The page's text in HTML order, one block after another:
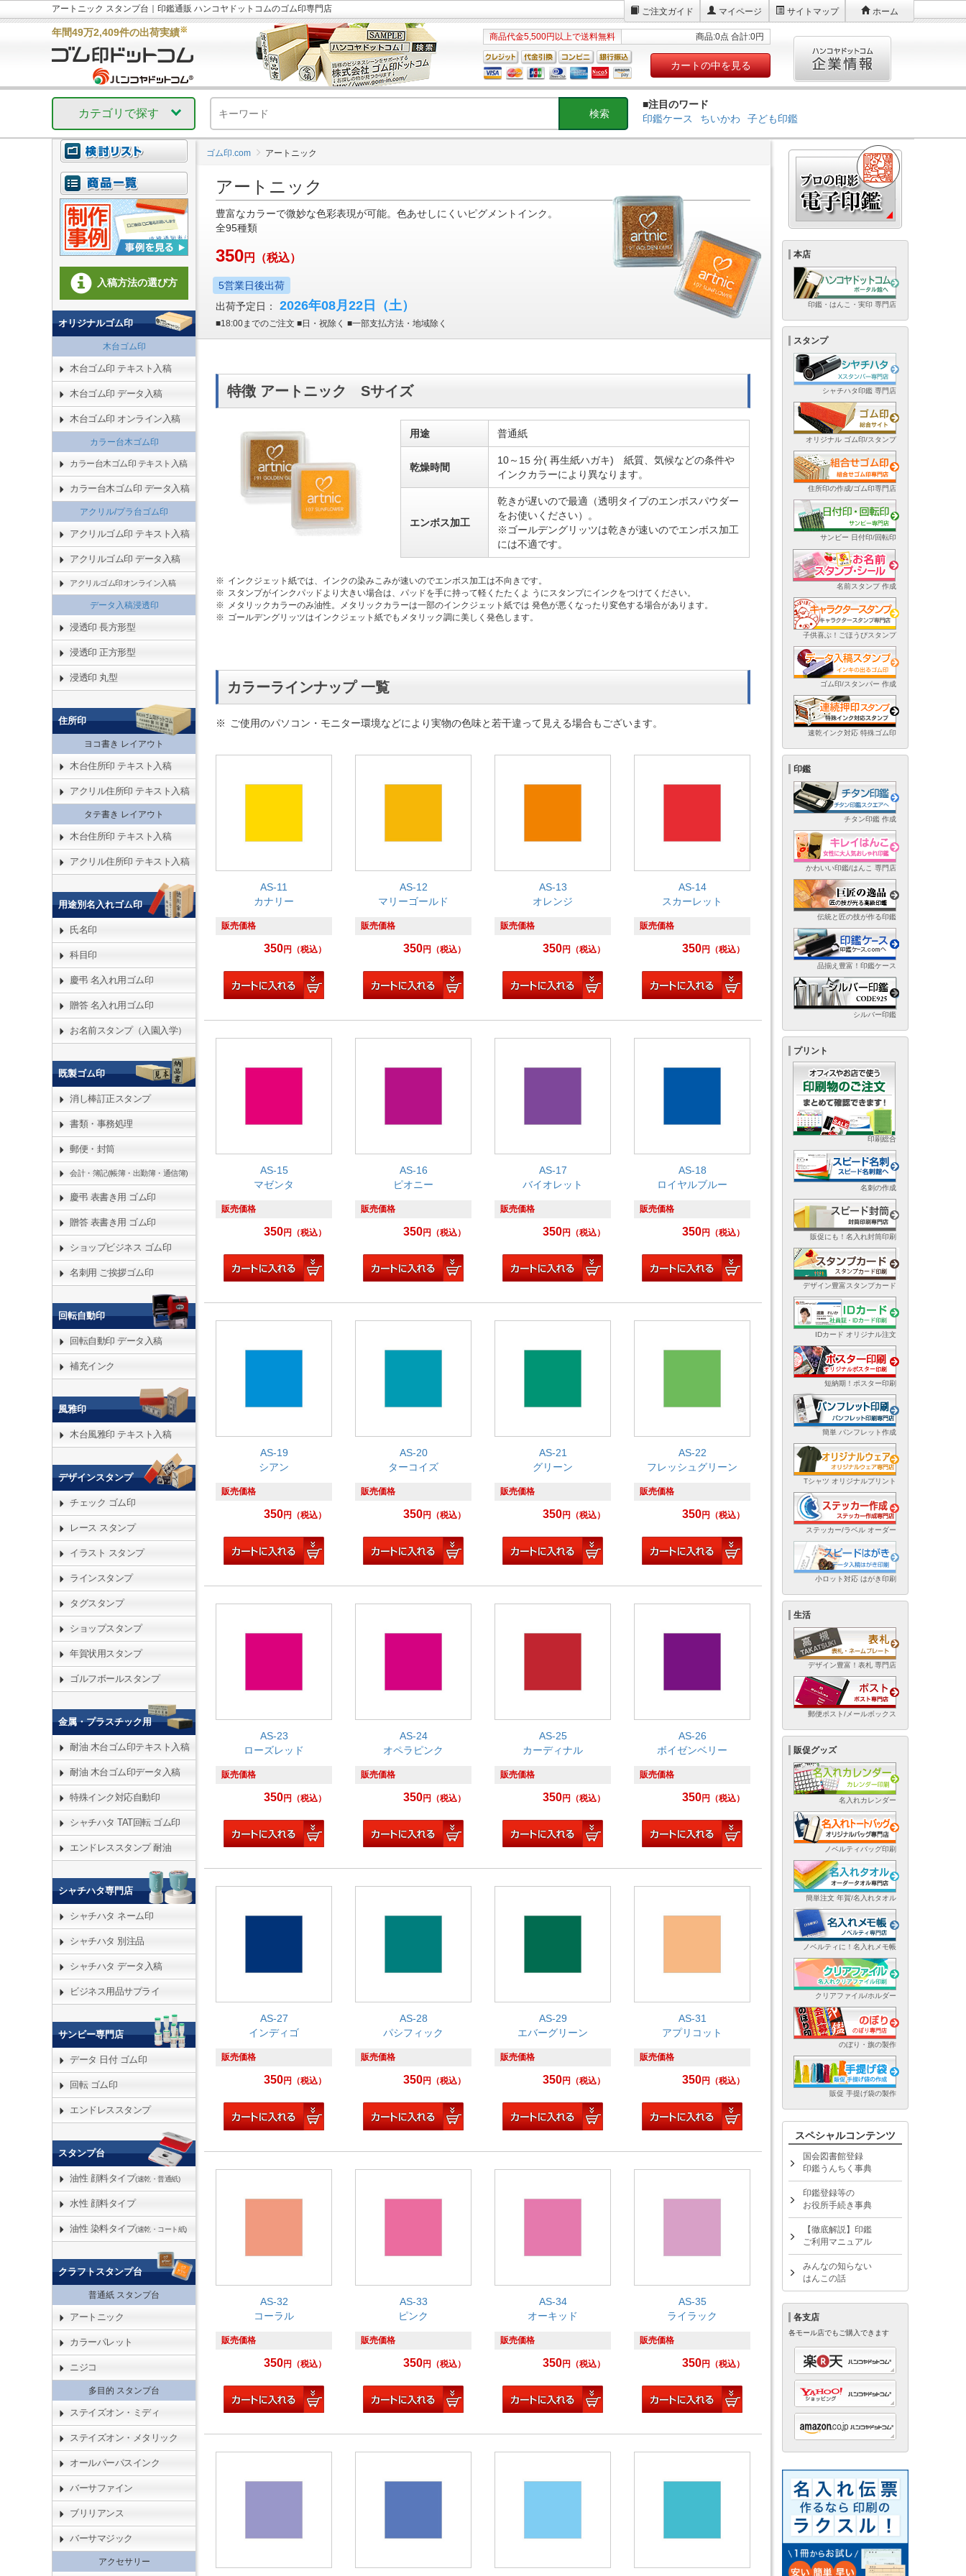
アートニック スタンプ台｜印鑑通販 ハンコヤドットコムのゴム印専門店 ご注文ガイド マイページ サイトマップ ホーム
年間49万2,409件の出荷実績※
商品代金5,500円以上で送料無料 商品:0点 合計:0円
カートの中を見る
カテゴリで探す
■注目のワード
印鑑ケース
ちいかわ 子ども印鑑
ゴム印.com アートニック
アートニック
豊富なカラーで微妙な色彩表現が可能。色あせしにくいピグメントインク。
全95種類
350円 （税込）
5営業日後出荷
出荷予定日：
2026年08月22日 （土）
■18:00までのご注文 ■日・祝除く ■一部支払方法・地域除く
特徴 アートニック Sサイズ
用途 普通紙
乾燥時間
10～15 分( 再生紙ハガキ) 紙質、気候などの条件や
インクカラーにより異なります。
エンボス加工
乾きが遅いので最適（透明タイプのエンボスパウダー
をお使いください）。
※ゴールデングリッツは乾きが速いのでエンボス加工
には不適です。
インクジェット紙では、インクの染みこみが速いのでエンボス加工は不向きです。
スタンプがインクパッドより大きい場合は、パッドを手に持って軽くたたくよ うにスタンプにインクをつけてください。
メタリックカラーのみ油性。メタリックカラーは一部のインクジェット紙では 発色が悪くなったり変色する場合があります。
ゴールデングリッツはインクジェット紙でもメタリック調に美しく発色します。
カラーラインナップ 一覧
ご使用のパソコン・モニター環境などにより実物の色味と若干違って見える場合もございます。
AS-11
カナリー
販売価格
350円 （税込）
AS-12
マリーゴールド
販売価格
350円 （税込）
AS-13
オレンジ
販売価格
350円 （税込）
AS-14
スカーレット
販売価格
350円 （税込）
AS-15
マゼンタ
販売価格
350円 （税込）
AS-16
ピオニー
販売価格
350円 （税込）
AS-17
バイオレット
販売価格
350円 （税込）
AS-18
ロイヤルブルー
販売価格
350円 （税込）
AS-19
シアン
販売価格
350円 （税込）
AS-20
ターコイズ
販売価格
350円 （税込）
AS-21
グリーン
販売価格
350円 （税込）
AS-22
フレッシュグリーン
販売価格
350円 （税込）
AS-23
ローズレッド
販売価格
350円 （税込）
AS-24
オペラピンク
販売価格
350円 （税込）
AS-25
カーディナル
販売価格
350円 （税込）
AS-26
ボイゼンベリー
販売価格
350円 （税込）
AS-27
インディゴ
販売価格
350円 （税込）
AS-28
パシフィック
販売価格
350円 （税込）
AS-29
エバーグリーン
販売価格
350円 （税込）
AS-31
アプリコット
販売価格
350円 （税込）
AS-32
コーラル
販売価格
350円 （税込）
AS-33
ピンク
販売価格
350円 （税込）
AS-34
オーキッド
販売価格
350円 （税込）
AS-35
ライラック
販売価格
350円 （税込）
入稿方法の選び方
オリジナルゴム印
木台ゴム印
木台ゴム印 テキスト入稿
木台ゴム印 データ入稿
木台ゴム印 オンライン入稿
カラー台木ゴム印
カラー台木ゴム印 テキスト入稿
カラー台木ゴム印 データ入稿
アクリル/プラ台ゴム印
アクリルゴム印 テキスト入稿
アクリルゴム印 データ入稿
アクリルゴム印オンライン入稿
データ入稿浸透印
浸透印 長方形型
浸透印 正方形型
浸透印 丸型
住所印
ヨコ書き レイアウト
木台住所印 テキスト入稿
アクリル住所印 テキスト入稿
タテ書き レイアウト
木台住所印 テキスト入稿
アクリル住所印 テキスト入稿
用途別名入れゴム印
氏名印
科目印
慶弔 名入れ用ゴム印
贈答 名入れ用ゴム印
お名前スタンプ（入園入学）
既製ゴム印
消し棒訂正スタンプ
書類・事務処理
郵便・封筒
会計・簿記(帳簿・出勤簿・通信簿)
慶弔 表書き用 ゴム印
贈答 表書き用 ゴム印
ショップビジネス ゴム印
名刺用 ご挨拶ゴム印
回転自動印
回転自動印 データ入稿
補充インク
風雅印
木台風雅印 テキスト入稿
デザインスタンプ
チェック ゴム印
レース スタンプ
イラスト スタンプ
ラインスタンプ
タグスタンプ
ショップスタンプ
年賀状用スタンプ
ゴルフボールスタンプ
金属・プラスチック用
耐油 木台ゴム印テキスト入稿
耐油 木台ゴム印データ入稿
特殊インク対応自動印
シャチハタ TAT回転 ゴム印
エンドレススタンプ 耐油
シャチハタ専門店
シャチハタ ネーム印
シャチハタ 別注品
シャチハタ データ入稿
ビジネス用品サプライ
サンビー専門店
データ 日付 ゴム印
回転 ゴム印
エンドレススタンプ
スタンプ台
油性 顔料タイプ(速乾・普通紙)
水性 顔料タイプ
油性 染料タイプ(速乾・コート紙)
クラフトスタンプ台
普通紙 スタンプ台
アートニック
カラーパレット
ニジコ
多目的 スタンプ台
ステイズオン・ミディ
ステイズオン・メタリック
オールパーパスインク
バーサファイン
ブリリアンス
バーサマジック
アクセサリー
本店
印鑑・はんこ・実印 専門店
スタンプ
シャチハタ印鑑 専門店
オリジナル ゴム印/スタンプ
住所印の作成/ゴム印専門店
サンビー 日付印/回転印
名前スタンプ 作成
子供喜ぶ！ごほうびスタンプ
ゴム印/スタンパー 作成
速乾インク対応 特殊ゴム印
印鑑
チタン印鑑 作成
かわいい印鑑/はんこ 専門店
伝統と匠の技が作る印鑑
品揃え豊富！印鑑ケース
シルバー印鑑
プリント
印刷総合
名刺の作成
販促にも！名入れ封筒印刷
デザイン豊富スタンプカード
IDカード オリジナル注文
短納期！ポスター印刷
簡単 パンフレット作成
Tシャツ オリジナルプリント
ステッカー/ラベル オーダー
小ロット対応 はがき印刷
生活
デザイン豊富！表札 専門店
郵便ポスト/メールボックス
販促グッズ
名入れカレンダー
ノベルティバッグ印刷
簡単注文 年賀/名入れタオル
ノベルティに！名入れメモ帳
クリアファイル/ホルダー
のぼり・旗の製作
販促 手提げ袋の製作
スペシャルコンテンツ
国会図書館登録
印鑑うんちく事典
印鑑登録等の
お役所手続き事典
【徹底解説】印鑑
ご利用マニュアル
みんなの知らない
はんこの話
各支店
各モール店でもご購入できます